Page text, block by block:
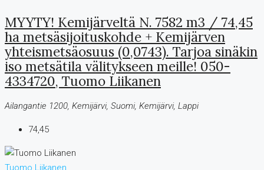
MYYTY! Kemijärveltä N. 7582 m3 / 74,45
ha metsäsijoituskohde + Kemijärven
yhteismetsäosuus (0,0743). Tarjoa sinäkin
iso metsätila välitykseen meille! 050-
4334720, Tuomo Liikanen
Ailangantie 1200, Kemijärvi, Suomi, Kemijärvi, Lappi
74,45